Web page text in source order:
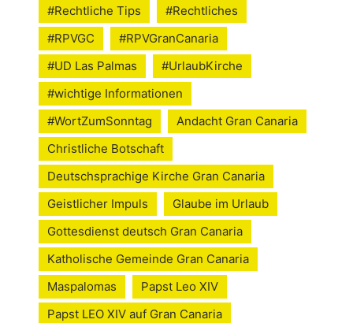
#Rechtliche Tips
#Rechtliches
#RPVGC
#RPVGranCanaria
#UD Las Palmas
#UrlaubKirche
#wichtige Informationen
#WortZumSonntag
Andacht Gran Canaria
Christliche Botschaft
Deutschsprachige Kirche Gran Canaria
Geistlicher Impuls
Glaube im Urlaub
Gottesdienst deutsch Gran Canaria
Katholische Gemeinde Gran Canaria
Maspalomas
Papst Leo XIV
Papst LEO XIV auf Gran Canaria